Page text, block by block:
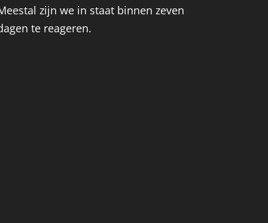
zijn we in staat binnen zeven
te reageren.